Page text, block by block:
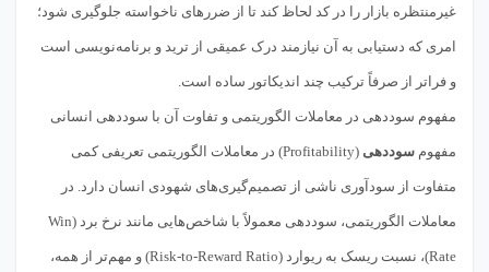
غیرمنتظره بازار را در کد لحاظ کند تا از ضررهای ناخواسته جلوگیری شود؛
امری که دستیابی به آن نیازمند درک عمیقی از ترید و برنامه‌نویسی است
و فراتر از صرفاً ترکیب چند اندیکاتور ساده است.
مفهوم سوددهی در معاملات الگوریتمی و تفاوت آن با سوددهی انسانی
مفهوم سوددهی (Profitability) در معاملات الگوریتمی تعریفی کمی
متفاوت از سودآوری ناشی از تصمیم‌گیری‌های شهودی انسان دارد. در
معاملات الگوریتمی، سوددهی معمولاً با شاخص‌هایی مانند نرخ برد (Win
Rate)، نسبت ریسک به ریوارد (Risk-to-Reward Ratio) و مهم‌تر از همه،